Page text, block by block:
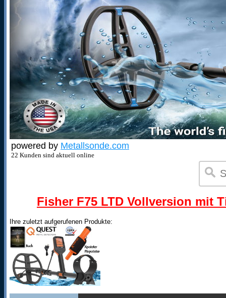
powered by Metallsonde.com
22 Kunden sind aktuell online
Fisher F75 LTD Vollversion mit
Ihre zuletzt aufgerufenen Produkte: